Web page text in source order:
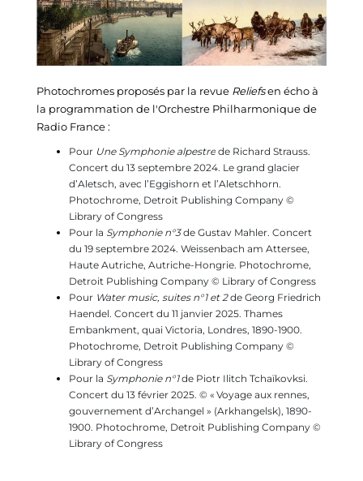
Photochromes proposés par la revue Reliefsen écho à
la programmation de l'Orchestre Philharmonique de
Radio France :
Pour Une Symphonie alpestre de Richard Strauss.
Concert du 13 septembre 2024. Le grand glacier
d’Aletsch, avec l’Eggishorn et l’Aletschhorn.
Photochrome, Detroit Publishing Company ©
Library of Congress
Pour la Symphonie n°3de Gustav Mahler. Concert
du 19 septembre 2024. Weissenbach am Attersee,
Haute Autriche, Autriche-Hongrie. Photochrome,
Detroit Publishing Company © Library of Congress
Pour Water music, suites n°1 et 2de Georg Friedrich
Haendel. Concert du 11 janvier 2025. Thames
Embankment, quai Victoria, Londres, 1890-1900.
Photochrome, Detroit Publishing Company ©
Library of Congress
Pour la Symphonie n°1de Piotr Ilitch Tchaïkovksi.
Concert du 13 février 2025. © « Voyage aux rennes,
gouvernement d’Archangel » (Arkhangelsk), 1890-
1900. Photochrome, Detroit Publishing Company ©
Library of Congress